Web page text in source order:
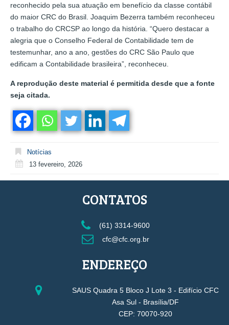
reconhecido pela sua atuação em benefício da classe contábil
do maior CRC do Brasil. Joaquim Bezerra também reconheceu
o trabalho do CRCSP ao longo da história. “Quero destacar a
alegria que o Conselho Federal de Contabilidade tem de
testemunhar, ano a ano, gestões do CRC São Paulo que
edificam a Contabilidade brasileira”, reconheceu.
A reprodução deste material é permitida desde que a fonte
seja citada.
Notícias
13 fevereiro, 2026
CONTATOS
(61) 3314-9600
cfc@cfc.org.br
ENDEREÇO
SAUS Quadra 5 Bloco J Lote 3 - Edifício CFC
Asa Sul - Brasília/DF
CEP: 70070-920